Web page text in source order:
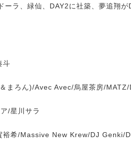
ーラ、緑仙、DAY2に社築、夢追翔が
斗
まろん)/Avec Avec/烏屋茶房/MATZ/
/星川サラ
希/Massive New Krew/DJ Genki/